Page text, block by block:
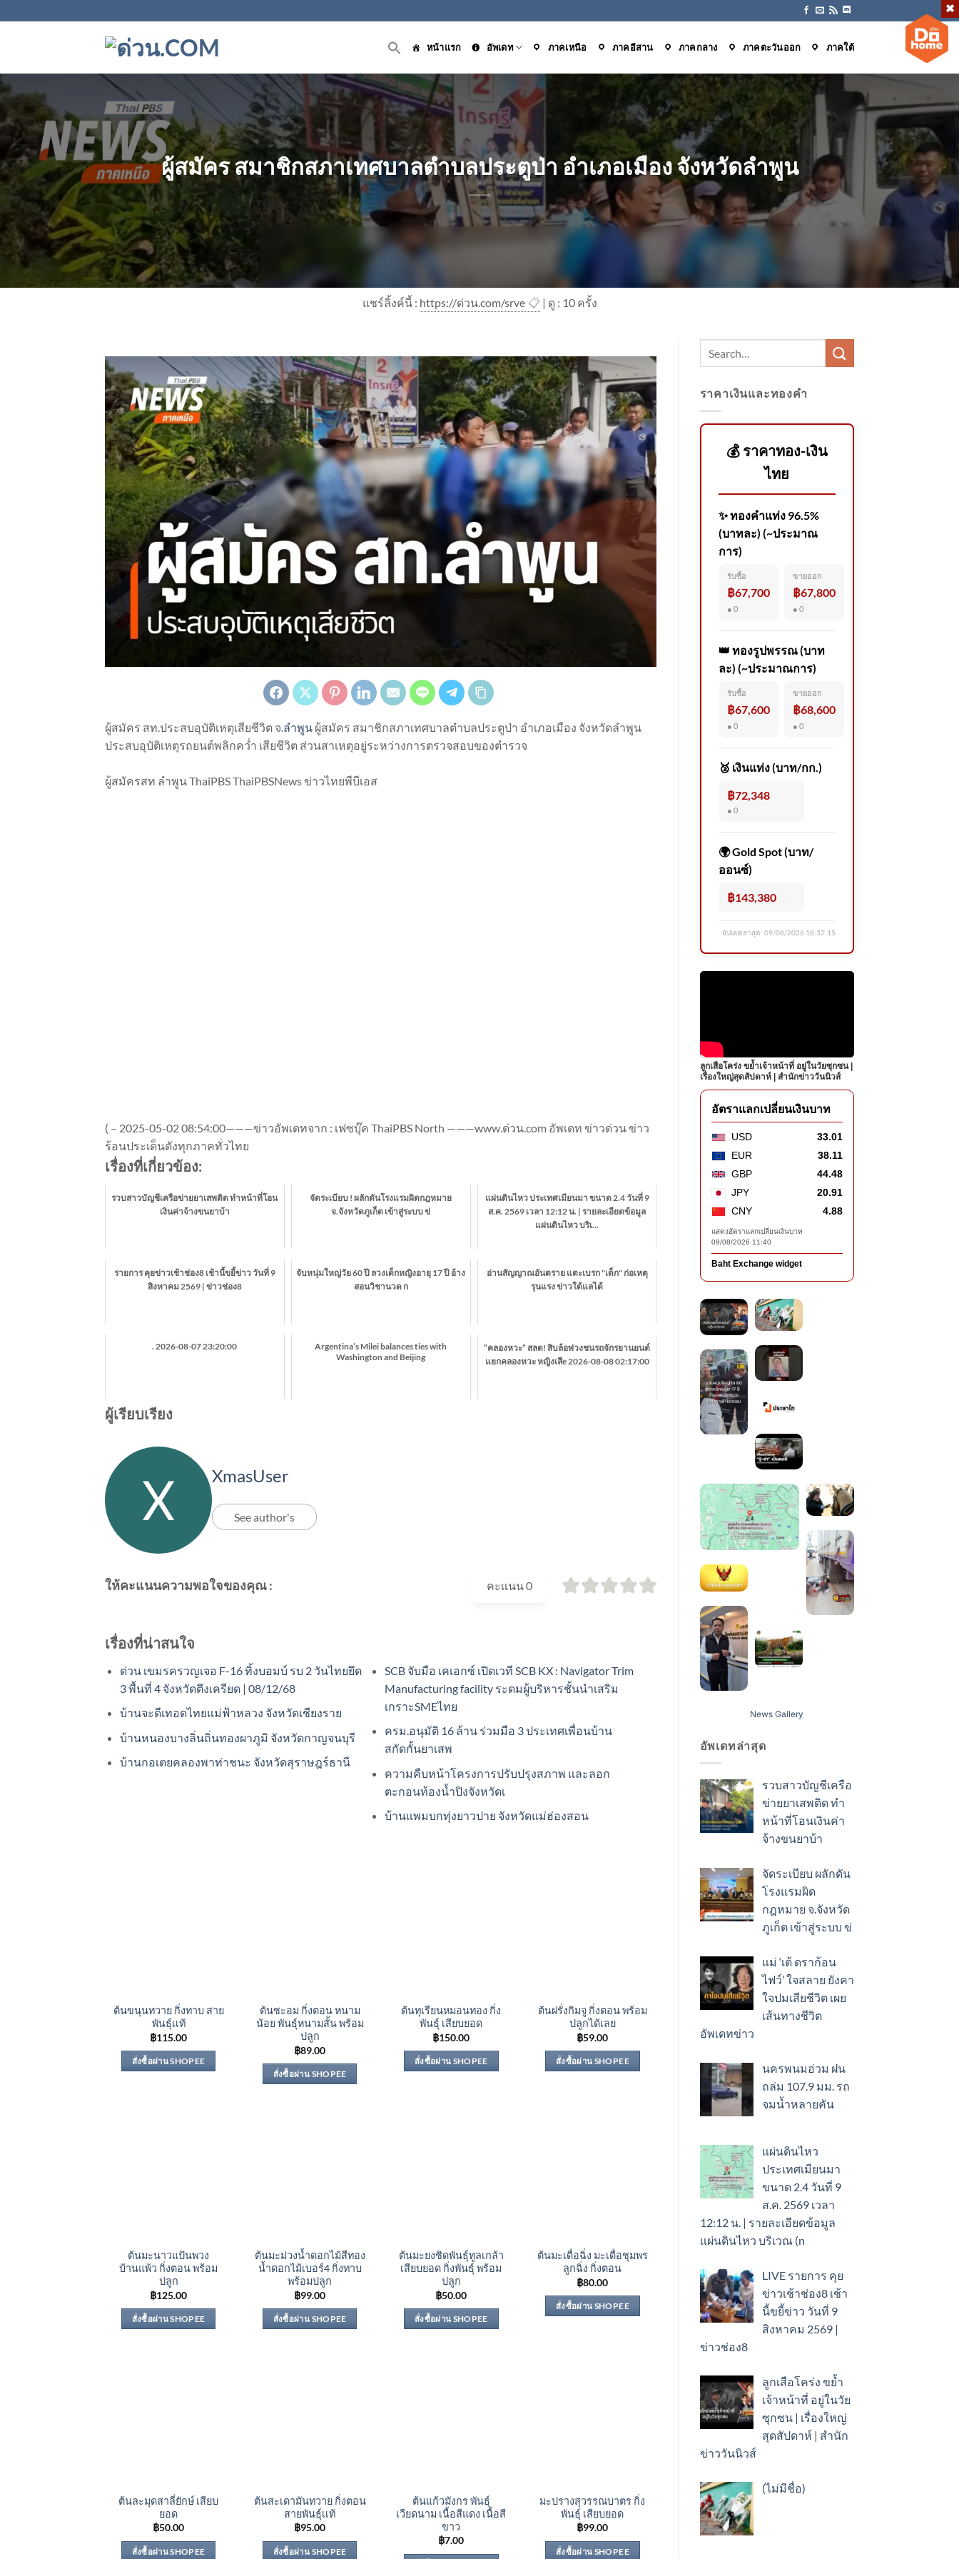
ไป
หน้าแรก อัพเดท ภาคเหนือ ภาคอีสาน ภาคกลาง ภาคตะวันออก ภาคใต้
ผู้สมัคร สมาชิกสภาเทศบาลตำบลประตูป่า อำเภอเมือง จังหวัดลำพูน
แชร์ลิ้งค์นี้ : https://ด่วน.com/srve 📋 | ดู : 10ครั้ง
ผู้สมัคร สท.ประสบอุบัติเหตุเสียชีวิต จ. ลำพูน ผู้สมัคร สมาชิกสภาเทศบาลตำบลประตูป่า อำเภอเมือง จังหวัดลำพูน
ประสบอุบัติเหตุรถยนต์พลิกคว่ำ เสียชีวิต ส่วนสาเหตุอยู่ระหว่างการตรวจสอบของตำรวจ
ผู้สมัครสท ลำพูน ThaiPBS ThaiPBSNews ข่าวไทยพีบีเอส
( – 2025-05-02 08:54:00———ข่าวอัพเดทจาก : เฟซบุ๊ค ThaiPBS North ———www.ด่วน.com อัพเดท ข่าวด่วน ข่าว
ร้อนประเด็นดังทุกภาคทั่วไทย
เรื่องที่เกี่ยวข้อง:
รวบสาวบัญชีเครือข่ายยาเสพติด ทำหน้าที่โอน
เงินค่าจ้างขนยาบ้า
จัดระเบียบ ! ผลักดันโรงแรมผิดกฎหมาย
จ.จังหวัดภูเก็ต เข้าสู่ระบบ ข่
แผ่นดินไหว ประเทศเมียนมา ขนาด 2.4 วันที่ 9
ส.ค. 2569 เวลา 12:12 น. | รายละเอียดข้อมูล
แผ่นดินไหว บริเ...
รายการ คุยข่าวเช้าช่อง8 เช้านี้ขยี้ข่าว วันที่ 9
สิงหาคม 2569 | ข่าวช่อง8
จับหนุ่มใหญ่วัย 60 ปี ลวงเด็กหญิงอายุ 17 ปี อ้าง
สอนวิชานวด ก
อ่านสัญญาณอันตราย แตะเบรก "เด็ก" ก่อเหตุ
รุนแรง ข่าวใต้แลได้
. 2026-08-07 23:20:00
Argentina’s Milei balances ties with
Washington and Beijing
“คลองหวะ” สลด! สิบล้อพ่วงชนรถจักรยานยนต์
แยกคลองหวะ หญิงเสีe 2026-08-08 02:17:00
ผู้เรียบเรียง
XmasUser
See author's
ให้คะแนนความพอใจของคุณ : คะแนน0
เรื่องที่น่าสนใจ
ด่วน เขมรครวญเจอ F-16 ทิ้งบอมบ์ รบ 2 วันไทยยึด
3 พื้นที่ 4 จังหวัดตึงเครียด | 08/12/68
บ้านจะดีเทอดไทยแม่ฟ้าหลวง จังหวัดเชียงราย
บ้านหนองบางลิ่นถิ่นทองผาภูมิ จังหวัดกาญจนบุรี
บ้านกอเตยคลองพาท่าชนะ จังหวัดสุราษฎร์ธานี
SCB จับมือ เคเอกซ์ เปิดเวที SCB KX : Navigator Trim
Manufacturing facility ระดมผู้บริหารชั้นนำเสริม
เกราะSMEไทย
ครม.อนุมัติ 16 ล้าน ร่วมมือ 3 ประเทศเพื่อนบ้าน
สกัดกั้นยาเสพ
ความคืบหน้าโครงการปรับปรุงสภาพ และลอก
ตะกอนท้องน้ำปิงจังหวัดเ
บ้านแพมบกทุ่งยาวปาย จังหวัดแม่ฮ่องสอน
ต้นขนุนทวาย กิ่งทาบ สาย
พันธุ์เเท้
฿115.00
สั่งซื้อผ่าน SHOPEE
ต้นชะอม กิ่งตอน หนาม
น้อย พันธุ์หนามสั้น พร้อม
ปลูก
฿89.00
สั่งซื้อผ่าน SHOPEE
ต้นทุเรียนหมอนทอง กิ่ง
พันธุ์ เสียบยอด
฿150.00
สั่งซื้อผ่าน SHOPEE
ต้นฝรั่งกิมจู กิ่งตอน พร้อม
ปลูกได้เลย
฿59.00
สั่งซื้อผ่าน SHOPEE
ต้นมะนาวแป้นพวง
บ้านแพ้ว กิ่งตอน พร้อม
ปลูก
฿125.00
สั่งซื้อผ่าน SHOPEE
ต้นมะม่วงน้ำดอกไม้สีทอง
น้ำดอกไม้เบอร์4 กิ่งทาบ
พร้อมปลูก
฿99.00
สั่งซื้อผ่าน SHOPEE
ต้นมะยงชิดพันธุ์ทูลเกล้า
เสียบยอด กิ่งพันธุ์ พร้อม
ปลูก
฿50.00
สั่งซื้อผ่าน SHOPEE
ต้นมะเดื่อฉิ่ง มะเดื่อชุมพร
ลูกฉิ่ง กิ่งตอน
฿80.00
สั่งซื้อผ่าน SHOPEE
ต้นละมุดสาลี่ยักษ์ เสียบ
ยอด
฿50.00
สั่งซื้อผ่าน SHOPEE
ต้นสะเดามันทวาย กิ่งตอน
สายพันธุ์เเท้
฿95.00
สั่งซื้อผ่าน SHOPEE
ต้นแก้วมังกร พันธุ์
เวียดนาม เนื้อสีแดง เนื้อสี
ขาว
฿7.00
มะปรางสุวรรณบาตร กิ่ง
พันธุ์ เสียบยอด
฿99.00
สั่งซื้อผ่าน SHOPEE
ราคาเงินและทองคำ
💰 ราคาทอง-เงิน
ไทย
✨ ทองคำแท่ง 96.5%
(บาทละ) (~ประมาณ
การ)
รับซื้อ
฿67,700
● 0
ขายออก
฿67,800
● 0
👑 ทองรูปพรรณ (บาท
ละ) (~ประมาณการ)
รับซื้อ
฿67,600
● 0
ขายออก
฿68,600
● 0
🥈 เงินแท่ง (บาท/กก.)
฿72,348
● 0
🌍 Gold Spot (บาท/
ออนซ์)
฿143,380
อัปเดตล่าสุด: 09/08/2026 18:37:15
ลูกเสือโคร่ง ขย้ำเจ้าหน้าที่ อยู่ในวัยซุกซน |
เรื่องใหญ่สุดสัปดาห์ | สำนักข่าววันนิวส์
อัตราแลกเปลี่ยนเงินบาท
USD
33.01
EUR
38.11
GBP
44.48
JPY
20.91
CNY
4.88
แสดงอัตราแลกเปลี่ยนเงินบาท
09/08/2026 11:40
Baht Exchange widget
News Gallery
อัพเดทล่าสุด
รวบสาวบัญชีเครือ
ข่ายยาเสพติด ทำ
หน้าที่โอนเงินค่า
จ้างขนยาบ้า
จัดระเบียบ ผลักดัน
โรงแรมผิด
กฎหมาย จ.จังหวัด
ภูเก็ต เข้าสู่ระบบ ข่
แม่ ‘เต้ ดราก้อน
ไฟว์’ ใจสลาย ยังคา
ใจปมเสียชีวิต เผย
เส้นทางชีวิต
อัพเดทข่าว
นครพนมอ่วม ฝน
ถล่ม 107.9 มม. รถ
จมน้ำหลายคัน
แผ่นดินไหว
ประเทศเมียนมา
ขนาด 2.4 วันที่ 9
ส.ค. 2569 เวลา
12:12 น. | รายละเอียดข้อมูล
แผ่นดินไหว บริเวณ (n
LIVE รายการ คุย
ข่าวเช้าช่อง8 เช้า
นี้ขยี้ข่าว วันที่ 9
สิงหาคม 2569 |
ข่าวช่อง8
ลูกเสือโคร่ง ขย้ำ
เจ้าหน้าที่ อยู่ในวัย
ซุกซน | เรื่องใหญ่
สุดสัปดาห์ | สำนัก
ข่าววันนิวส์
(ไม่มีชื่อ)เรื่อง